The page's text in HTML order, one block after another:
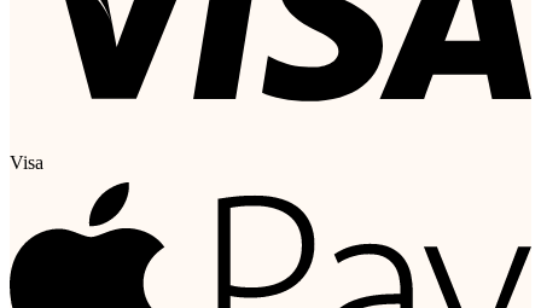
Visa